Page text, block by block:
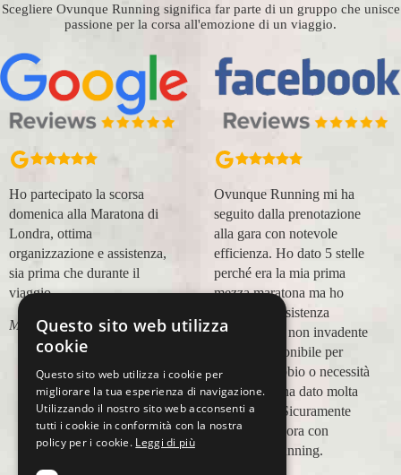
Scegliere Ovunque Running significa far parte di un gruppo che unisce
passione per la corsa all'emozione di un viaggio.
Ho partecipato la scorsa
domenica alla Maratona di
Londra, ottima
organizzazione e assistenza,
sia prima che durante il
viaggio.
Marco Canigi
Ovunque Running mi ha
seguito dalla prenotazione
alla gara con notevole
efficienza. Ho dato 5 stelle
perché era la mia prima
mezza maratona ma ho
trovato un'assistenza
impeccabile, non invadente
e molto disponibile per
qualsiasi dubbio o necessità
e questo mi ha dato molta
tranquillità. Sicuramente
viaggerò ancora con
Ovunque Running.
Questo sito web utilizza
cookie
Questo sito web utilizza i cookie per
migliorare la tua esperienza di navigazione.
Utilizzando il nostro sito web acconsenti a
tutti i cookie in conformità con la nostra
policy per i cookie. Leggi di più